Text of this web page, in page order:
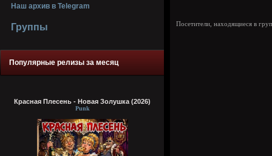
Наш архив в Telegram
Группы
Популярные релизы за месяц
Красная Плесень - Новая Золушка (2026)
Punk
Посетители, находящиеся в